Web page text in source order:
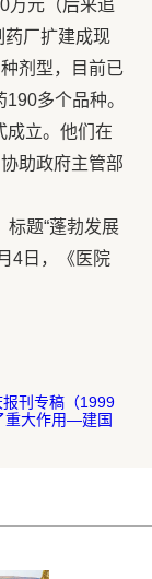
万元（后来追
药厂扩建成现
剂型，目前已
多个品种。
立。他们在
助政府主管部
题“蓬勃发展
4日，《医院
刊专稿（1999
重大作用—建国